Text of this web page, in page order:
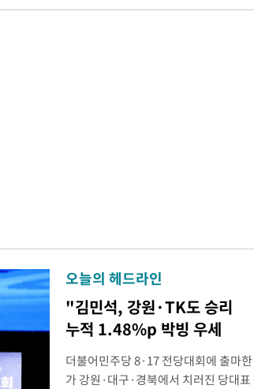
오늘의 헤드라인
"김민석, 강원·TK도 승리
누적 1.48%p 박빙 우세
더불어민주당 8·17 전당대회에 출마
가 강원·대구·경북에서 치러진 당대